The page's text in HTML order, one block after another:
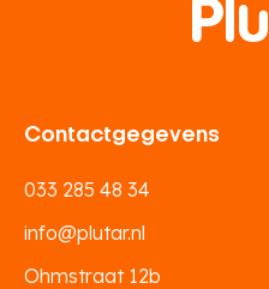
Contactgegevens
033 285 48 34
info@plutar.nl
Ohmstraat 12b